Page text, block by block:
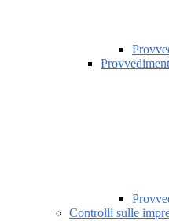
Controlli sulle